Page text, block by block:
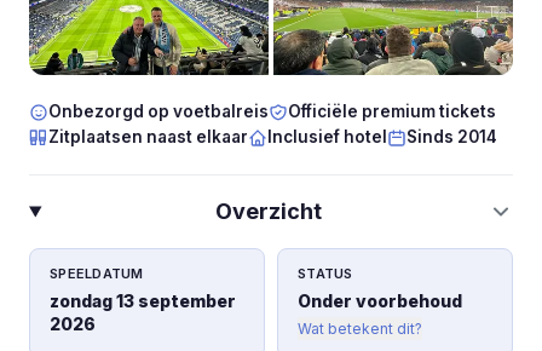
Onbezorgd op voetbalreis
Officiële premium tickets
Zitplaatsen naast elkaar
Inclusief hotel Sinds 2014
Overzicht
SPEELDATUM
zondag 13 september
2026
STATUS
Onder voorbehoud
Wat betekent dit?